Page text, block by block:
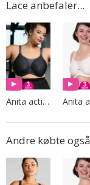
Lace anbefaler...
Anita active
Andre købte også